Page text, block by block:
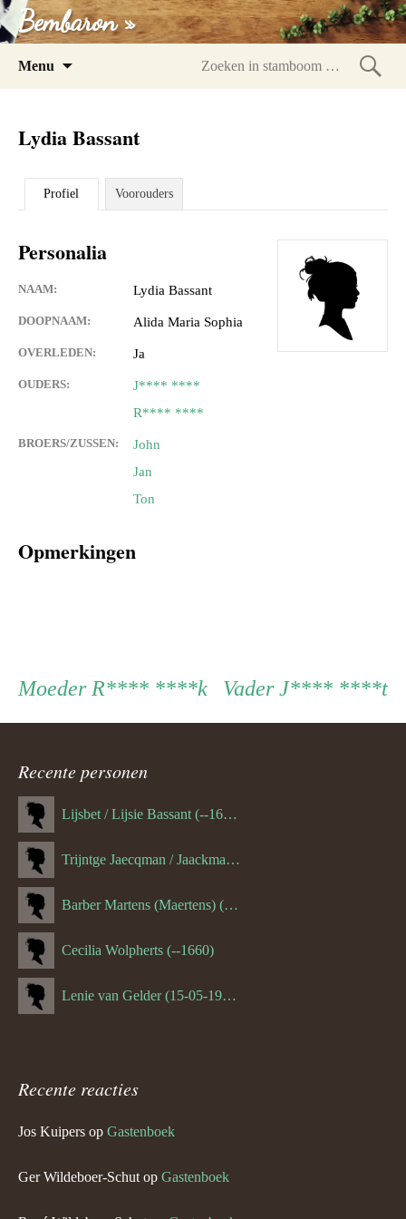
Bembaron »
Menu
Lydia Bassant
Profiel Voorouders
Personalia
NAAM: Lydia Bassant
DOOPNAAM: Alida Maria Sophia
OVERLEDEN: Ja
OUDERS:
J**** ****
R**** ****
BROERS/ZUSSEN:
John
Jan
Ton
Opmerkingen
Persoon
ouder
navigatie
VaderVader
J**** ****t
Moeder Moeder
R**** ****k
Recente personen
Lijsbet / Lijsie Bassant (--1687)
Trijntge Jaecqman / Jaackman (--1651)
Barber Martens (Maertens) (--1658)
Cecilia Wolpherts (--1660)
Lenie van Gelder (15-05-1970)
Recente reacties
Jos Kuipers op Gastenboek
Ger Wildeboer-Schut op Gastenboek